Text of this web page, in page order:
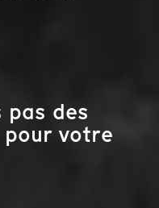
pas des
votre